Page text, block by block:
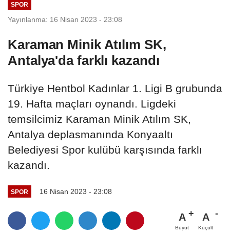
SPOR
Yayınlanma: 16 Nisan 2023 - 23:08
Karaman Minik Atılım SK,
Antalya'da farklı kazandı
Türkiye Hentbol Kadınlar 1. Ligi B grubunda
19. Hafta maçları oynandı. Ligdeki
temsilcimiz Karaman Minik Atılım SK,
Antalya deplasmanında Konyaaltı
Belediyesi Spor kulübü karşısında farklı
kazandı.
SPOR 16 Nisan 2023 - 23:08
A
Büyüt
A
Küçült